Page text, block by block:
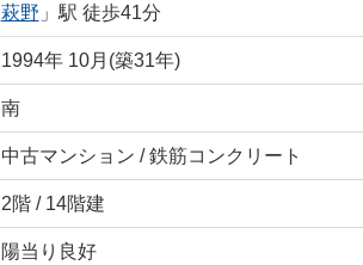
萩野 」駅 徒歩41分
1994年 10月(築31年)
南
中古マンション / 鉄筋コンクリート
2階 / 14階建
陽当り良好